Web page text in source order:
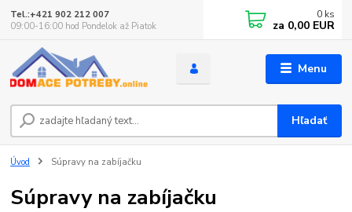
Menu
Hľadať
Tel.:+421 902 212 007
09:00-16:00 hod Pondelok až Piatok
0 ks
za 0,00 EUR
Úvod Súpravy na zabíjačku
Súpravy na zabíjačku